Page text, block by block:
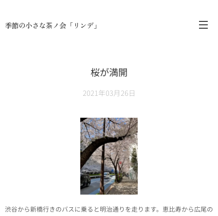
季節の小さな茶ノ会「リンデ」
桜が満開
2021年03月26日
渋谷から新橋行きのバスに乗ると明治通りを走ります。恵比寿から広尾の